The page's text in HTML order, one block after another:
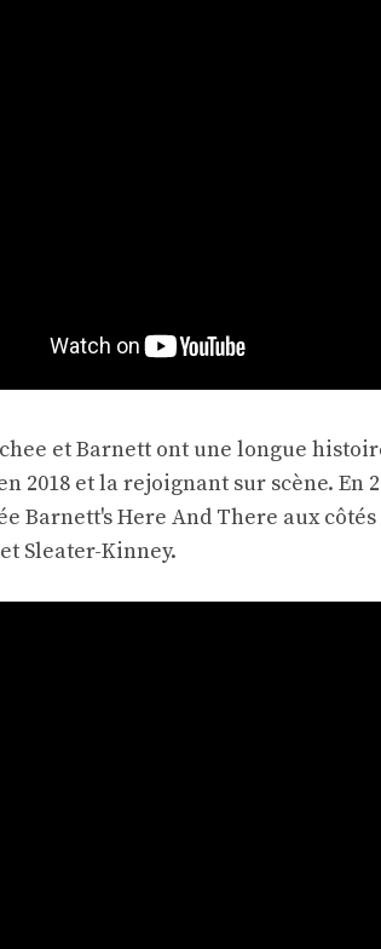
et Barnett ont une longue
2018 et la rejoignant sur scène. En
Barnett's Here And There aux
Sleater-Kinney.